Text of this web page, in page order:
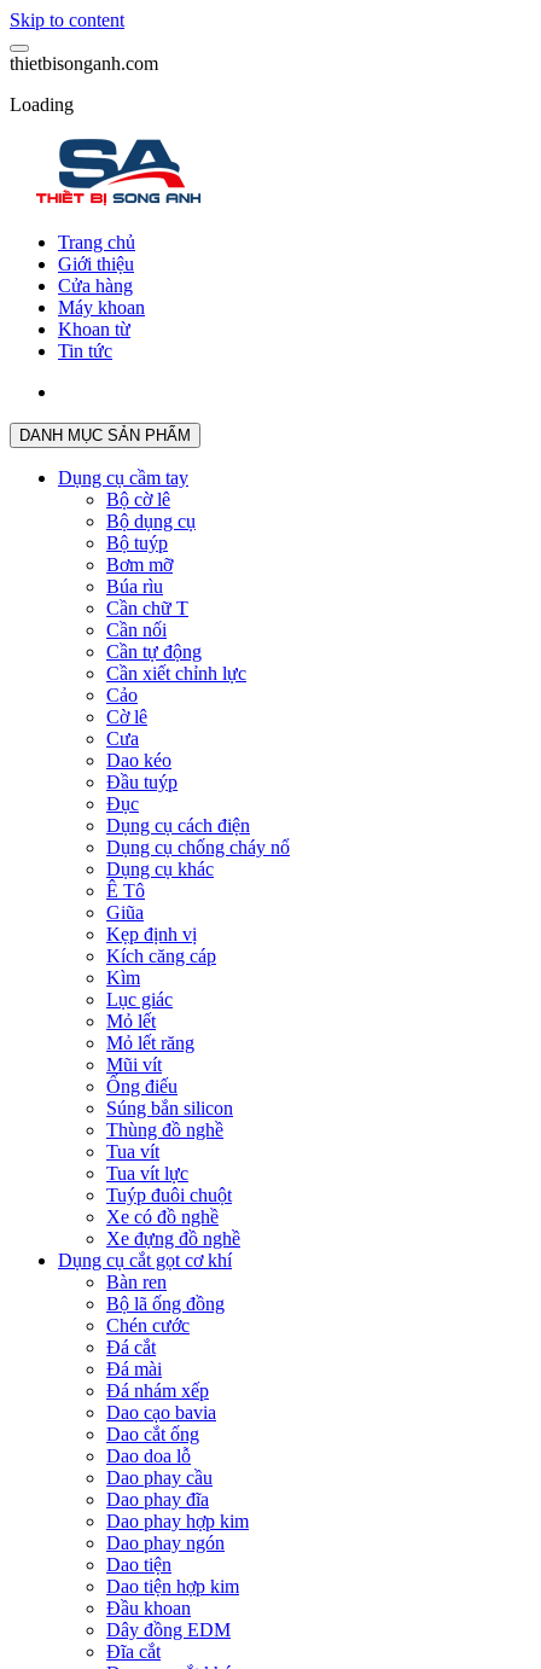
Skip to content
thietbisonganh.com
Loading
Trang chủ
Giới thiệu
Cửa hàng
Máy khoan
Khoan từ
Tin tức
DANH MỤC SẢN PHẨM
Dụng cụ cầm tay
Bộ cờ lê
Bộ dụng cụ
Bộ tuýp
Bơm mỡ
Búa rìu
Cần chữ T
Cần nối
Cần tự động
Cần xiết chỉnh lực
Cảo
Cờ lê
Cưa
Dao kéo
Đầu tuýp
Đục
Dụng cụ cách điện
Dụng cụ chống cháy nổ
Dụng cụ khác
Ê Tô
Giũa
Kẹp định vị
Kích căng cáp
Kìm
Lục giác
Mỏ lết
Mỏ lết răng
Mũi vít
Ống điếu
Súng bắn silicon
Thùng đồ nghề
Tua vít
Tua vít lực
Tuýp đuôi chuột
Xe có đồ nghề
Xe đựng đồ nghề
Dụng cụ cắt gọt cơ khí
Bàn ren
Bộ lã ống đồng
Chén cước
Đá cắt
Đá mài
Đá nhám xếp
Dao cạo bavia
Dao cắt ống
Dao doa lỗ
Dao phay cầu
Dao phay đĩa
Dao phay hợp kim
Dao phay ngón
Dao tiện
Dao tiện hợp kim
Đầu khoan
Dây đồng EDM
Đĩa cắt